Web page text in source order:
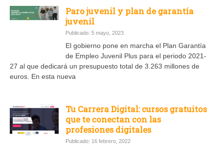
Paro juvenil y plan de garantía
juvenil
Publicado: 5 mayo, 2023
El gobierno pone en marcha el Plan Garantía
de Empleo Juvenil Plus para el periodo 2021-
27 al que dedicará un presupuesto total de 3.263 millones de
euros. En esta nueva
Tu Carrera Digital: cursos gratuitos
que te conectan con las
profesiones digitales
Publicado: 16 febrero, 2022